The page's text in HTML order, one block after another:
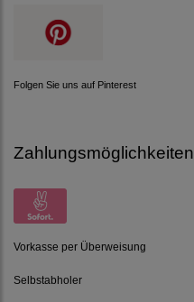
Folgen Sie uns auf Pinterest
Zahlungsmöglichkeiten
Vorkasse per Überweisung
Selbstabholer